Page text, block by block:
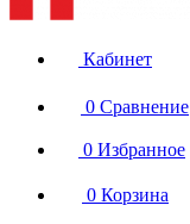
Кабинет
0 Сравнение
0 Избранное
0 Корзина